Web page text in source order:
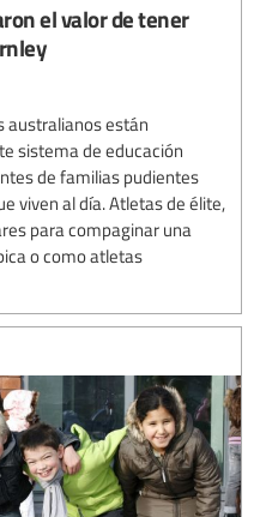
el valor de tener
australianos están
sistema de educación
de familias pudientes
viven al día. Atletas de élite,
para compaginar una
o como atletas